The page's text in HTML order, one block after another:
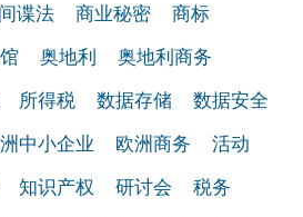
谍法 商业秘密
商标
奥地利
奥地利商务
所得税 数据存储
数据安全
中小企业 欧洲商务
活动
知识产权 研讨会
税务